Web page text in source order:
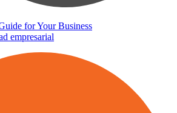
for Your Business
empresarial